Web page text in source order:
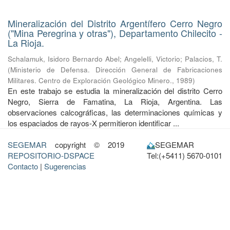
Mineralización del Distrito Argentífero Cerro Negro
("Mina Peregrina y otras"), Departamento Chilecito -
La Rioja.
Schalamuk, Isidoro Bernardo Abel; Angelelli, Victorio; Palacios, T.
(Ministerio de Defensa. Dirección General de Fabricaciones
Militares. Centro de Exploración Geológico Minero., 1989)
En este trabajo se estudia la mineralización del distrito Cerro
Negro, Sierra de Famatina, La Rioja, Argentina. Las
observaciones calcográficas, las determinaciones químicas y
los espaciados de rayos-X permitieron identificar ...
SEGEMAR copyright © 2019
REPOSITORIO-DSPACE
Contacto | Sugerencias
SEGEMAR
Tel:(+5411) 5670-0101